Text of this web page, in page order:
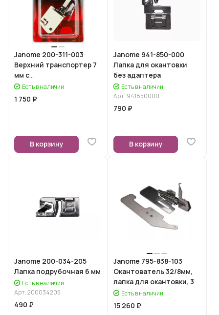
Janome 200-311-003
Верхний транспортер 7
мм с
тканенаправителем
(шагающая лапка)
Есть в наличии
1 750 ₽
В корзину
Janome 941-850-000
Лапка для окантовки
без адаптера
Есть в наличии
Арт. 941850000
790 ₽
В корзину
Janome 200-034-205
Лапка подрубочная 6 мм
Есть в наличии
Арт.200034205
490 ₽
Janome 795-838-103
Окантователь 32/8мм,
лапка для окантовки, 3
иглыЕсть в наличии
15 260 ₽